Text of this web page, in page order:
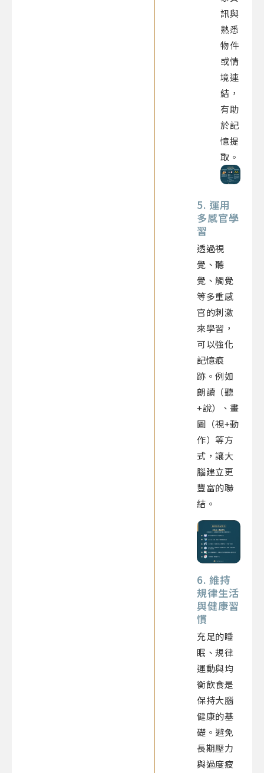
訊與
熟悉
物件
或情
境連
結，
有助
於記
憶提
取。
5. 運用
多感官學
習
透過視
覺、聽
覺、觸覺
等多重感
官的刺激
來學習，
可以強化
記憶痕
跡。例如
朗讀（聽
+說）、畫
圖（視+動
作）等方
式，讓大
腦建立更
豐富的聯
結。
6. 維持
規律生活
與健康習
慣
充足的睡
眠、規律
運動與均
衡飲食是
保持大腦
健康的基
礎。避免
長期壓力
與過度疲